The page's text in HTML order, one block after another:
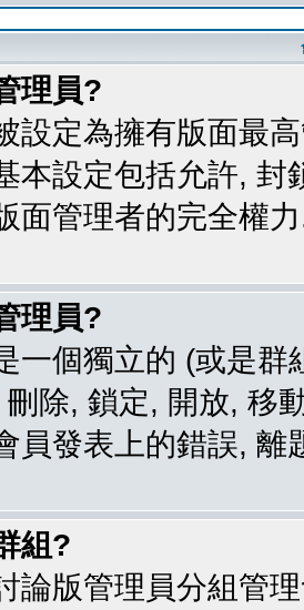
理員?
設定為擁有版面最
本設定包括允許,
面管理者的完全權
理員?
一個獨立的 (或是
除, 鎖定, 開放, 移
員發表上的錯誤, 離
組?
論版管理員分組管